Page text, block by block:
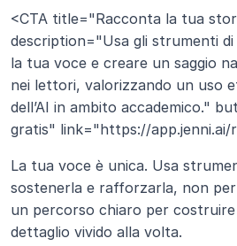
<CTA title="Racconta la tua
description="Usa gli strumenti
la tua voce e creare un saggio
nei lettori, valorizzando un uso
dell’AI in ambito accademico."
gratis" link="https://app.jenni.ai/
La tua voce è unica. Usa
sostenerla e rafforzarla, non
un percorso chiaro per
dettaglio vivido alla volta.